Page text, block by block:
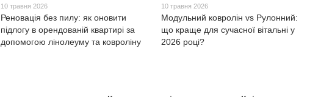
10 травня 2026
Реновація без пилу: як оновити
підлогу в орендованій квартирі за
допомогою лінолеуму та ковроліну
10 травня 2026
Модульний ковролін vs Рулонний:
що краще для сучасної вітальні у
2026 році?